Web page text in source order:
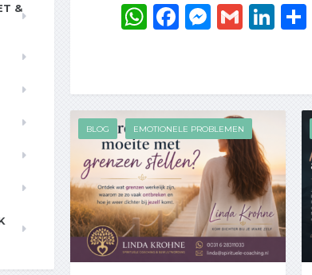
WhatsApp
Facebook
Gmail
BLOG EMOTIONELE PROBLEMEN
&